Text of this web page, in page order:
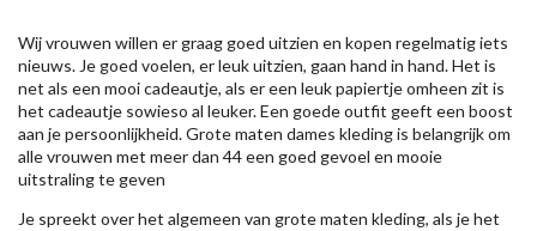
Wij vrouwen willen er graag goed uitzien en kopen regelmatig iets
nieuws. Je goed voelen, er leuk uitzien, gaan hand in hand. Het is
net als een mooi cadeautje, als er een leuk papiertje omheen zit is
het cadeautje sowieso al leuker. Een goede outfit geeft een boost
aan je persoonlijkheid. Grote maten dames kleding is belangrijk om
alle vrouwen met meer dan 44 een goed gevoel en mooie
uitstraling te geven
Je spreekt over het algemeen van grote maten kleding, als je het